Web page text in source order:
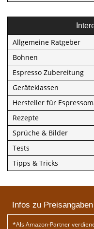
Allgemeine Ratgeber
Bohnen
Espresso Zubereitung
Geräteklassen
Hersteller für
Rezepte
Sprüche & Bilder
Tests
Tipps & Tricks
Infos zu Preisangaben
*Als Amazon-Partner